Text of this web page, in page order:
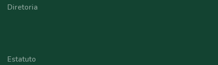
Diretoria
Estatuto